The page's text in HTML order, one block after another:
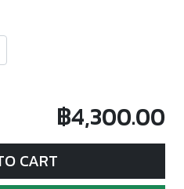
฿4,300.00
CART